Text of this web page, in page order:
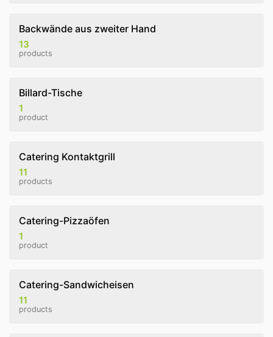
Backwände aus zweiter Hand
13
products
Billard-Tische
1
product
Catering Kontaktgrill
11
products
Catering-Pizzaöfen
1
product
Catering-Sandwicheisen
11
products